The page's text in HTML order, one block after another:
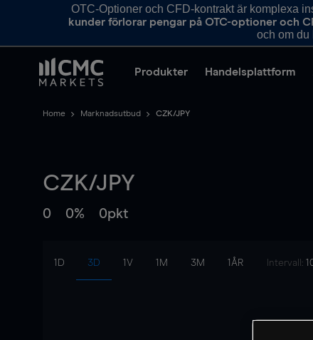
OTC-Optioner och CFD-kontrakt är komplexa
kunder förlorar pengar på OTC-optioner och
och om du
Produkter Handelsplattform
Home Marknadsutbud CZK/JPY
CZK/JPY
0 0% 0pkt
1D 3D 1V 1M 3M 1ÅR Intervall: